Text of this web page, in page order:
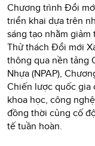
Chương trình Đổi
triển khai dựa trên
sáng tạo nhằm
Thử thách Đổi mới
thông qua nền tảng
Nhựa (NPAP),
Chiến lược quốc gia
khoa học, công
đồng thời củng cố
tế tuần hoàn.